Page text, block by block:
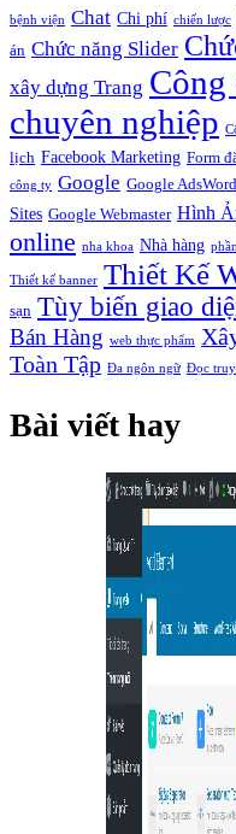
bệnh viện Chat Chi phí chiến lược
án Chức năng Slider
xây dựng Trang
chuyên nghiệp
lịch Facebook Marketing Form
công ty Google Google
Sites Google Webmaster Hình
online nha khoa Nhà hàng
Thiết kế banner Thiết Kế
sạn Tùy biến giao
Bán Hàng web thực phẩm
Toàn Tập Đa ngôn ngữ Đọc
Bài viết hay